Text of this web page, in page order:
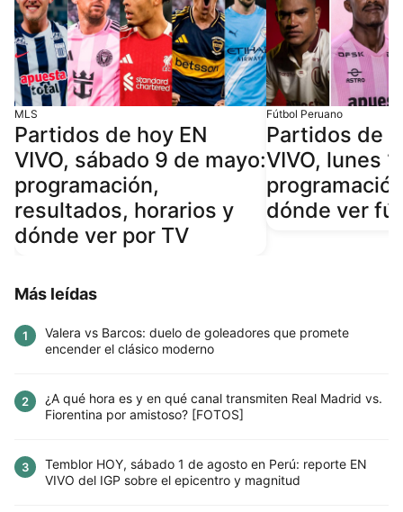
MLS
Partidos de hoy EN
VIVO, sábado 9 de mayo:
programación,
resultados, horarios y
dónde ver por TV
Fútbol Peruano
Partidos de
VIVO, lunes
dónde ver
Más leídas
1
Valera vs Barcos: duelo de goleadores que promete
encender el clásico moderno
2
¿A qué hora es y en qué canal transmiten Real Madrid vs.
Fiorentina por amistoso? [FOTOS]
3
Temblor HOY, sábado 1 de agosto en Perú: reporte EN
VIVO del IGP sobre el epicentro y magnitud